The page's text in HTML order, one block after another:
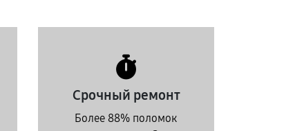
Срочный ремонт
Более 88% поломок